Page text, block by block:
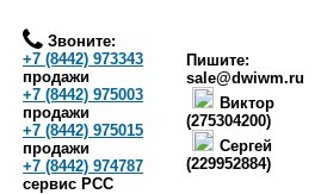
Звоните:
+7 (8442) 973343
продажи
+7 (8442) 975003
продажи
+7 (8442) 975015
продажи
+7 (8442) 974787
сервис РСС
Пишите:
sale@dwiwm.ru
Виктор
(275304200)
Сергей
(229952884)